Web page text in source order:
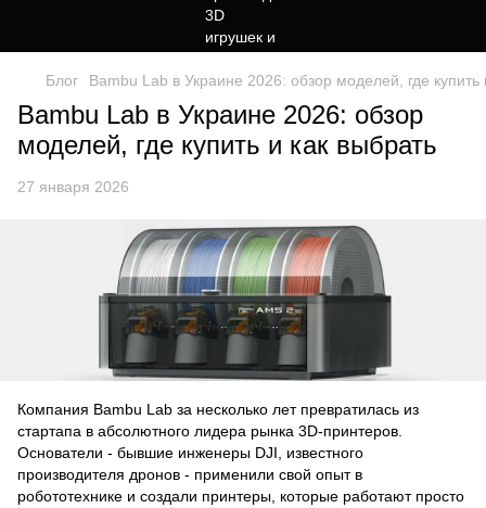
Блог Bambu Lab в Украине 2026: обзор моделей, где купить
Bambu Lab в Украине 2026: обзор
моделей, где купить и как выбрать
27 января 2026
Компания Bambu Lab за несколько лет превратилась из
стартапа в абсолютного лидера рынка 3D-принтеров.
Основатели - бывшие инженеры DJI, известного
производителя дронов - применили свой опыт в
робототехнике и создали принтеры, которые работают просто